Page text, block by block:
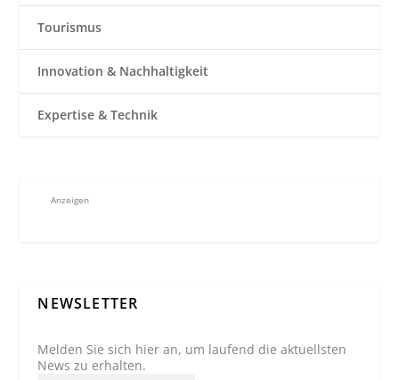
Tourismus
Innovation & Nachhaltigkeit
Expertise & Technik
Anzeigen
NEWSLETTER
Melden Sie sich hier an, um laufend die aktuellsten
News zu erhalten.